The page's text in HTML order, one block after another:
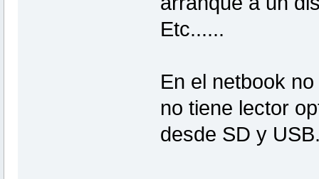
Etc......
En el netbook
no tiene lector
desde SD y